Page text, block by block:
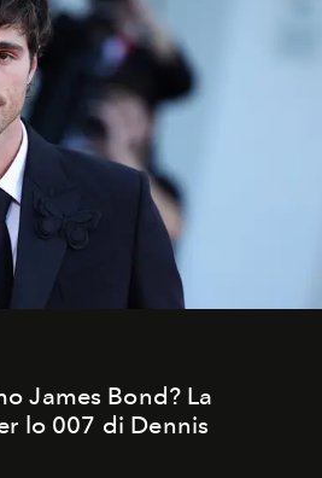
James Bond? La
lo 007 di Dennis